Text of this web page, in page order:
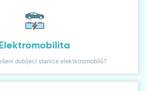
Elektromobilita
dobíjecí stanice elektktromobilů?